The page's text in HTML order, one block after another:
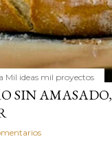
Mil ideas mil proyectos
SIN